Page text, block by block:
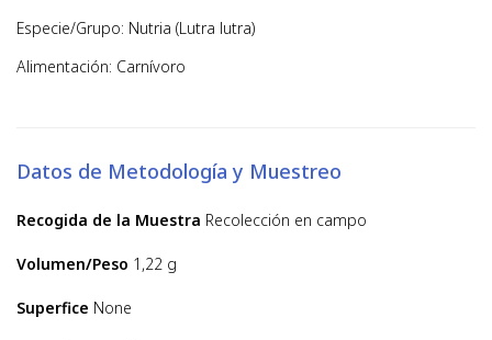
Especie/Grupo: Nutria (Lutra lutra)
Alimentación: Carnívoro
Datos de Metodología y Muestreo
Recogida de la Muestra Recolección en campo
Volumen/Peso 1,22 g
Superfice None